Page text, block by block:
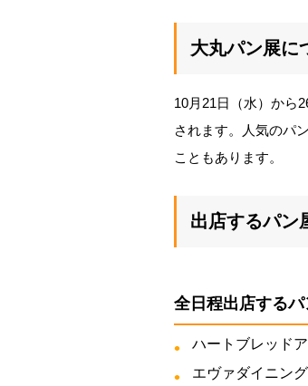
大丸パン展に
10月21日（水）から
されます。人気のパ
こともあります。
出店するパン
全日程出店するパ
ハートブレッド
エヴァダイニング